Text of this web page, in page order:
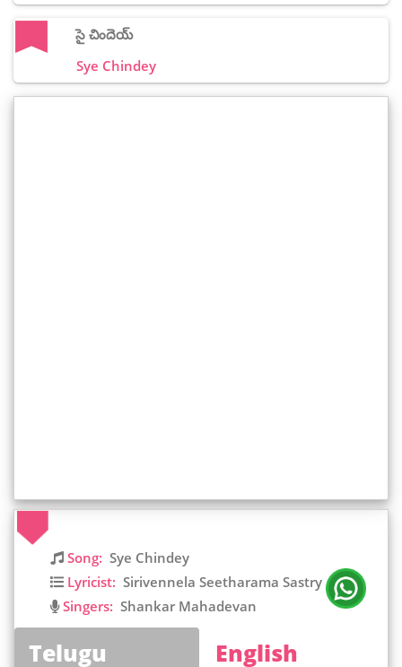
సై చిందెయ్
Sye Chindey
Song: Sye Chindey
Lyricist: Sirivennela Seetharama Sastry
Singers: Shankar Mahadevan
Telugu English